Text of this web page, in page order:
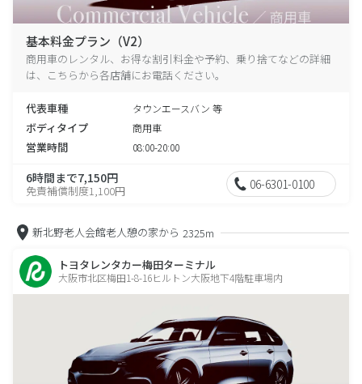
基本料金プラン（V2）
商用車のレンタル、お得な割引料金や予約、乗り捨てなどの詳細
は、こちらから各店舗にお電話ください。
代表車種 タウンエースバン 等
ボディタイプ 商用車
営業時間 08:00-20:00
6時間まで7,150円
免責補償制度1,100円 06-6301-0100
新北野老人会館老人憩の家から 2325m
トヨタレンタカー梅田ターミナル
大阪市北区梅田1-8-16ヒルトン大阪地下4階駐車場内